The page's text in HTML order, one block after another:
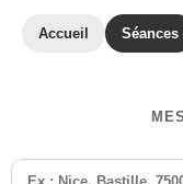
Accueil Séances